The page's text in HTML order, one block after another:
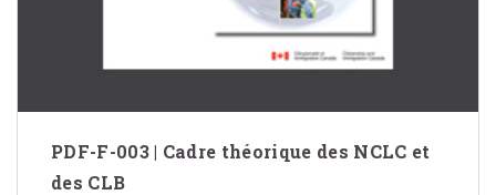
PDF-F-003 | Cadre théorique des NCLC et
des CLB